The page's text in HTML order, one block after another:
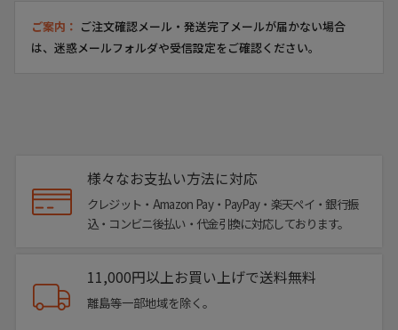
ご案内： ご注文確認メール・発送完了メールが届かない場合
は、迷惑メールフォルダや受信設定をご確認ください。
様々なお支払い方法に対応
クレジット・Amazon Pay・PayPay・楽天ペイ・銀行振
込・コンビニ後払い・代金引換に対応しております。
11,000円以上お買い上げで送料無料
離島等一部地域を除く。